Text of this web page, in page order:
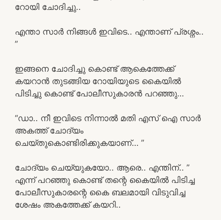
റോയി ചോദിച്ചു..
എന്താ സാർ നിങ്ങൾ ഇവിടെ.. എന്താണ് പ്രശ്നം..
”
ഇങ്ങനെ ചോദിച്ചു കൊണ്ട് ആകെത്തേക്ക്
കയറാൻ തുടങ്ങിയ റോയിയുടെ കൈയിൽ
പിടിച്ചു കൊണ്ട് പോലീസുകാരൻ പറഞ്ഞു…
“ഡാ.. നീ ഇവിടെ നിന്നാൽ മതി എസ് ഐ സാർ
അകത്ത് ചോദ്യം
ചെയ്തുകൊണ്ടിരിക്കുകയാണ്… ”
ചോദ്യം ചെയ്യുകയോ.. ആരെ.. എന്തിന്.. ”
എന്ന് പറഞ്ഞു കൊണ്ട് തന്റെ കൈയിൽ പിടിച്ച
പോലീസുകാരന്റെ കൈ ബലമായി വിടുവിച്ച
ശേഷം അകത്തേക്ക് കയറി..